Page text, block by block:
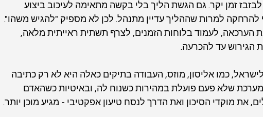
זמן יקר. גם הגשת הליך בלי בקשה מתאימה לעיכוב ביצוע
למרות שההליך עדיין מתנהל. לכן לא מספיק "להגיש משהו".
הערכאה, לעמוד בלוחות הזמנים, לצרף תשתית ראייתית מלאה,
הגירוש עד להכרעה.
כמו אליסון, מוזס, העבודה בתיקים כאלה היא לא רק כתיבה
שלא פעם פועלת במהירות כשנוח לה, ובאיטיות כשהאדם
את מוקדי הסיכון ואת הדרך לנסח טיעון אפקטיבי - מגיע מוכן יותר.